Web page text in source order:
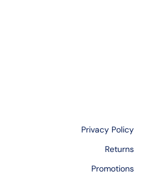
Privacy Policy
Returns
Promotions